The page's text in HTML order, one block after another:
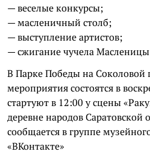
— веселые конкурсы;
— масленичный столб;
— выступление артистов;
— сжигание чучела
В Парке Победы на Соколовой
мероприятия состоятся в
стартуют в 12:00 у сцены
деревне народов Саратовской
сообщается в группе
«ВКонтакте»